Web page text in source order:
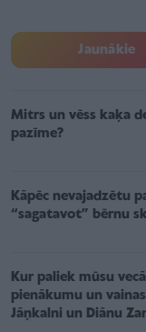
Jaunākie
Mitrs un vēss kaķa
pazīme?
Kāpēc nevajadzētu
“sagatavot” bērnu
Kur paliek mūsu
pienākumu un
Jāņkalni un Diānu